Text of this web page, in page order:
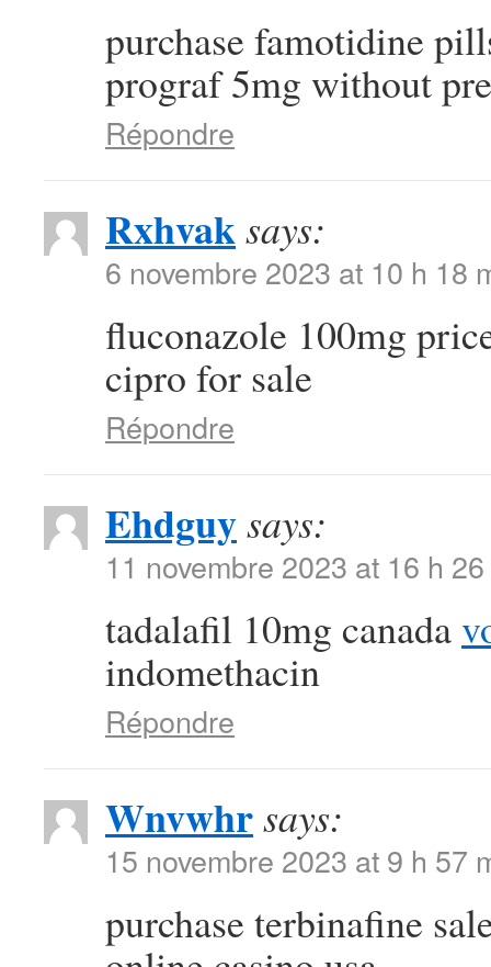
purchase famotidine
prograf 5mg without
Répondre
Rxhvaksays:
6 novembre 2023 at 10 h 18
fluconazole 100mg
cipro for sale
Répondre
Ehdguysays:
11 novembre 2023 at 16 h
tadalafil 10mg canada
indomethacin
Répondre
Wnvwhrsays:
15 novembre 2023 at 9 h 57
purchase terbinafine